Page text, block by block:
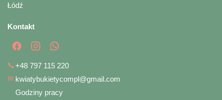
Łódź
Kontakt
📞+48 797 115 220
✉ kwiatybukietycompl@gmail.com
Godziny pracy